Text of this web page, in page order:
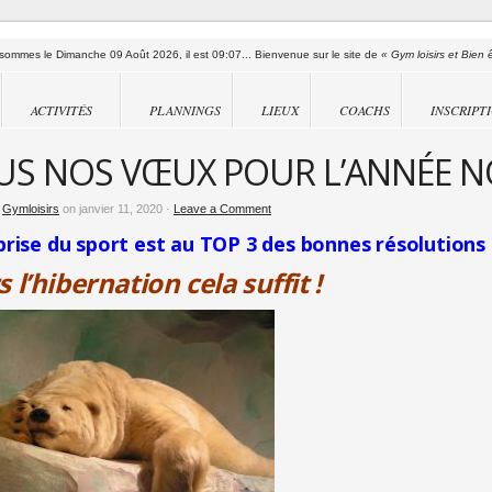
le Dimanche 09 Août 2026, il est 09:07... Bienvenue sur le site de « Gym loisirs et Bien
ACTIVITÉS PLANNINGS LIEUX COACHS
NOS VŒUX POUR L’ANNÉE
Gymloisirs on janvier 11, 2020 · Leave a Comment
du sport est au TOP 3 des bonnes résolutions
l’hibernation cela suffit !